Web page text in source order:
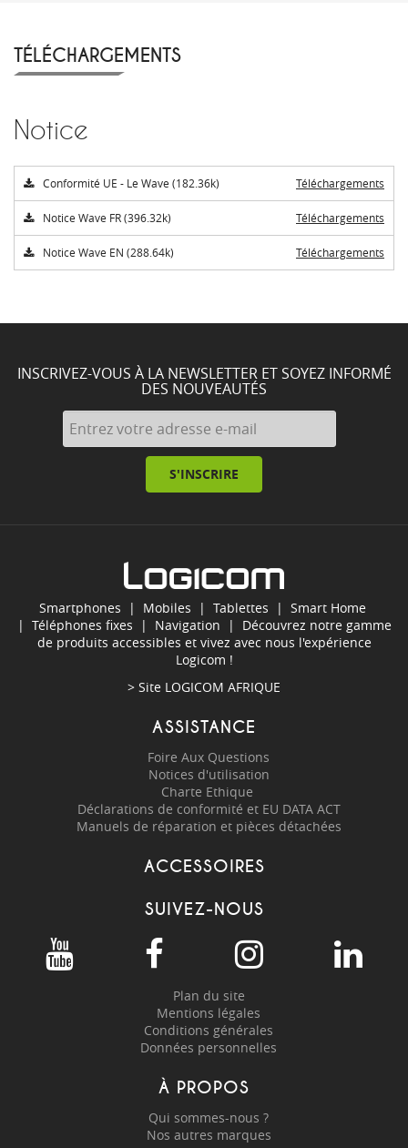
TÉLÉCHARGEMENTS
Notice
Conformité UE - Le Wave (182.36k) Téléchargements
Notice Wave FR (396.32k) Téléchargements
Notice Wave EN (288.64k) Téléchargements
INSCRIVEZ-VOUS À LA NEWSLETTER ET SOYEZ INFORMÉ
DES NOUVEAUTÉS
S'INSCRIRE
Smartphones | Mobiles | Tablettes | Smart Home
| Téléphones fixes | Navigation | Découvrez notre gamme
de produits accessibles et vivez avec nous l'expérience
Logicom !
> Site LOGICOM AFRIQUE
ASSISTANCE
Foire Aux Questions
Notices d'utilisation
Charte Ethique
Déclarations de conformité et EU DATA ACT
Manuels de réparation et pièces détachées
ACCESSOIRES
SUIVEZ-NOUS
Plan du site
Mentions légales
Conditions générales
Données personnelles
À PROPOS
Qui sommes-nous ?
Nos autres marques